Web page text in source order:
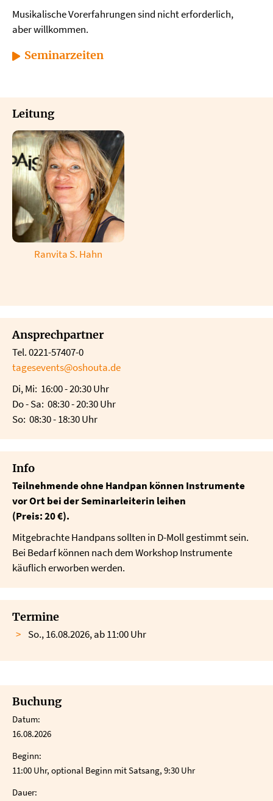
Musikalische Vorerfahrungen sind nicht erforderlich,
aber willkommen.
Seminarzeiten
Leitung
Ranvita S. Hahn
Ansprechpartner
Tel. 0221-57407-0
tagesevents@oshouta.de
Di, Mi: 16:00 - 20:30 Uhr
Do - Sa: 08:30 - 20:30 Uhr
So: 08:30 - 18:30 Uhr
Info
Teilnehmende ohne Handpan können Instrumente
vor Ort bei der Seminarleiterin leihen
(Preis: 20 €).
Mitgebrachte Handpans sollten in D-Moll gestimmt sein.
Bei Bedarf können nach dem Workshop Instrumente
käuflich erworben werden.
Termine
So., 16.08.2026, ab 11:00 Uhr
Buchung
Datum:
16.08.2026
Beginn:
11:00 Uhr, optional Beginn mit Satsang, 9:30 Uhr
Dauer: